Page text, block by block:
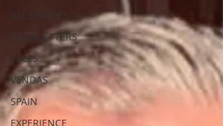
ALL ENTRIES
NEWSLETTERS
SALES
VENDAS
SPAIN
EXPERIENCE